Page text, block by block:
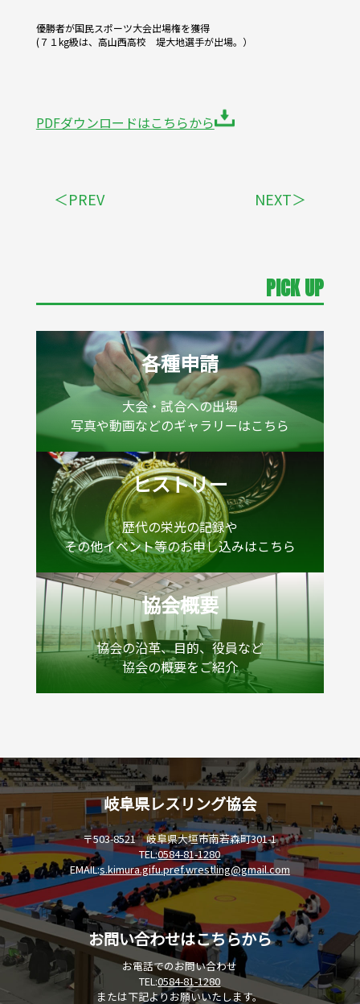
優勝者が国民スポーツ大会出場権を獲得
(７１kg級は、高山西高校 堤大地選手が出場。）
PDFダウンロードはこちらから
＜PREV NEXT＞
PICK UP
各種申請
大会・試合への出場
写真や動画などのギャラリーはこちら
ヒストリー
歴代の栄光の記録や
その他イベント等のお申し込みはこちら
協会概要
協会の沿革、目的、役員など
協会の概要をご紹介
岐阜県レスリング協会
〒503-8521 岐阜県大垣市南若森町301-1
TEL:0584-81-1280
EMAIL:s.kimura.gifu.pref.wrestling@gmail.com
お問い合わせはこちらから
お電話でのお問い合わせ
TEL:0584-81-1280
または下記よりお願いいたします。